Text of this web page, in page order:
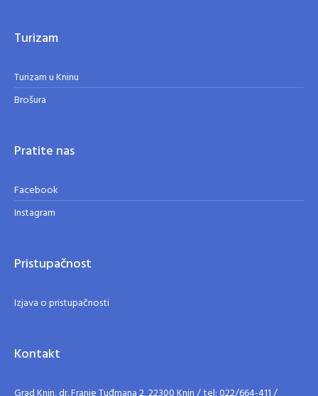
Turizam
Turizam u Kninu
Brošura
Pratite nas
Facebook
Instagram
Pristupačnost
Izjava o pristupačnosti
Kontakt